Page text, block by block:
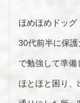
ほめほめドッグ
30代前半に保
で勉強して準備
ほとほと困り、